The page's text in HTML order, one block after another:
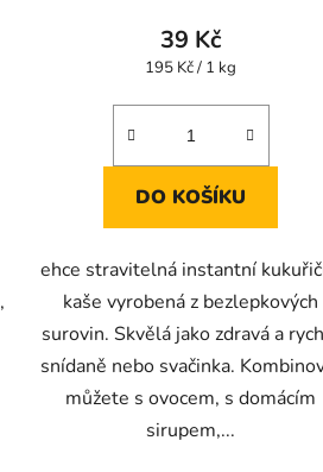
39 Kč
Měrná
195 Kč / 1 kg
DO KOŠÍKU
ehce stravitelná instantní
kaše vyrobená z bezlepkových
surovin. Skvělá jako zdravá a
snídaně nebo svačinka.
můžete s ovocem, s domácím
sirupem,...